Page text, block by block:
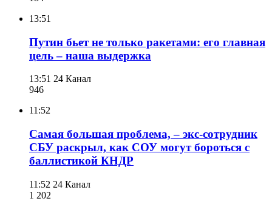
13:51
Путин бьет не только ракетами: его главная
цель – наша выдержка
13:51 24 Канал
946
11:52
Самая большая проблема, – экс-сотрудник
СБУ раскрыл, как СОУ могут бороться с
баллистикой КНДР
11:52 24 Канал
1 202